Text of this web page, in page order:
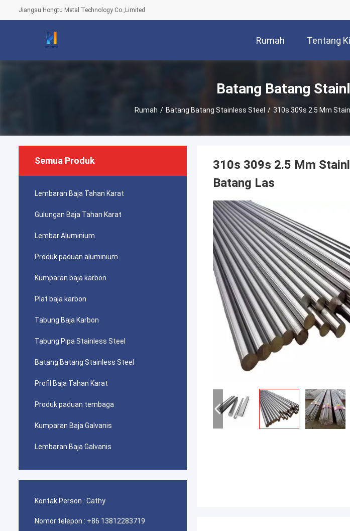
Jiangsu Hongtu Metal Technology Co.,Limited
Rumah Tentang
Batang Batang
Rumah / Batang Batang Stainless Steel / 310s 309s 2.5 Mm
Semua Produk
Lembaran Baja Tahan Karat
Gulungan Baja Tahan Karat
Lembar Aluminium
Produk paduan aluminium
Kumparan baja karbon
Plat baja karbon
Tabung Baja Karbon
Tabung Pipa Stainless Steel
Batang Batang Stainless Steel
Profil Baja Tahan Karat
Produk paduan tembaga
Kumparan Baja Galvanis
Lembaran Baja Galvanis
Kontak Person : Cathy
Nomor telepon : +86 13812283719
310s 309s 2.5 Mm
Batang Las